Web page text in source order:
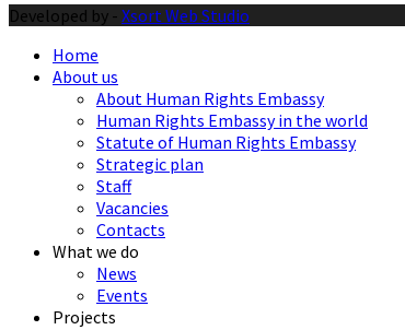
Developed by - Xsort Web Studio
Home
About us
About Human Rights Embassy
Human Rights Embassy in the world
Statute of Human Rights Embassy
Strategic plan
Staff
Vacancies
Contacts
What we do
News
Events
Projects